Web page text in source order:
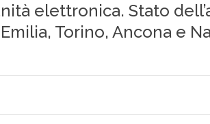
elettronica. Stato
Torino, Ancona e